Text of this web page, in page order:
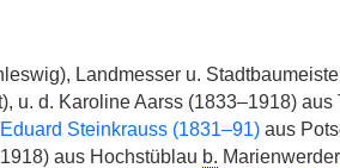
Landmesser u.
u. d. Karoline Aarss (1833–1918) aus
Eduard Steinkrauss (1831–91)aus
aus Hochstüblau b.